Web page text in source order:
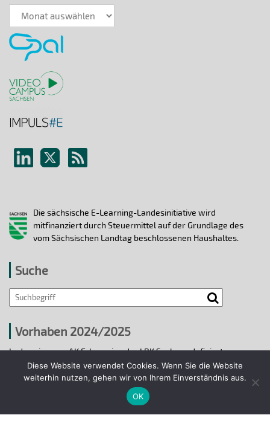
News-
Archiv
Die sächsische E-Learning-Landesinitiative wird
mitfinanziert durch Steuermittel auf der Grundlage des
vom Sächsischen Landtag beschlossenen Haushaltes.
Suche
Vorhaben 2024/2025
In den vier vom AK E-Learning der LRK Sachsen definierten
strategischen Handlungsfeldern 2024/25 wurden bis 31.12.2025
ausgewählte E-Learning-Hochschulvorhaben durchgeführt.
Diese Website verwendet Cookies. Wenn Sie die Website
weiterhin nutzen, gehen wir von Ihrem Einverständnis aus.
OK